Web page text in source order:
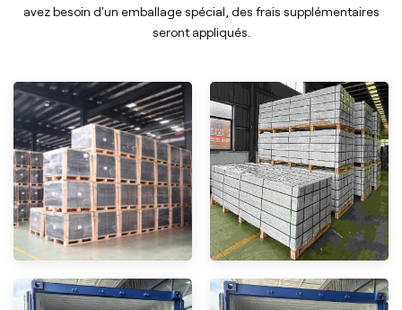
avez besoin d'un emballage spécial, des frais supplémentaires
seront appliqués.